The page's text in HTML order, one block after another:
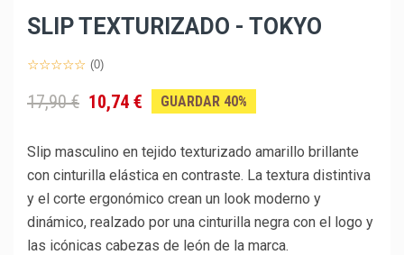
SLIP TEXTURIZADO - TOKYO
(0)
17,90 € 10,74 € GUARDAR 40%
Slip masculino en tejido texturizado amarillo brillante
con cinturilla elástica en contraste. La textura distintiva
y el corte ergonómico crean un look moderno y
dinámico, realzado por una cinturilla negra con el logo y
las icónicas cabezas de león de la marca.